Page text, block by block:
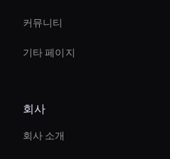
커뮤니티
기타 페이지
AI 비디오 트랜스크립션 툴
Live Ai Avatar
회사
회사 소개